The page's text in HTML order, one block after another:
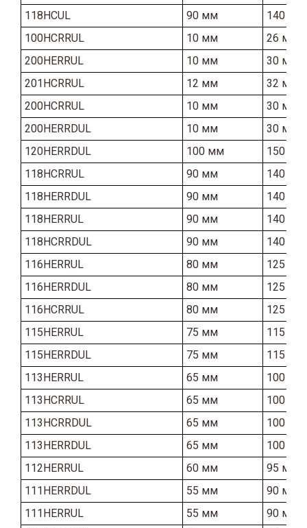
118HCUL 90 мм
140 мм
100HCRRUL
10 мм
26 мм
200HERRUL
10 мм
30 мм
201HCRRUL
12 мм
32 мм
200HCRRUL
10 мм
30 мм
200HERRDUL
10 мм
30 мм
120HERRDUL
100 мм
150 мм
118HCRRUL
90 мм
140 мм
118HERRDUL
90 мм
140 мм
118HERRUL
90 мм
140 мм
118HCRRDUL
90 мм
140 мм
116HERRUL
80 мм
125 мм
116HERRDUL
80 мм
125 мм
116HCRRUL
80 мм
125 мм
115HERRUL
75 мм
115 мм
115HERRDUL
75 мм
115 мм
113HERRUL
65 мм
100 мм
113HCRRUL
65 мм
100 мм
113HCRRDUL
65 мм
100 мм
113HERRDUL
65 мм
100 мм
112HERRUL
60 мм
95 мм
111HERRDUL
55 мм
90 мм
111HERRUL
55 мм
90 мм